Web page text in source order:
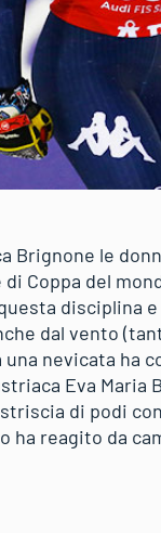
Brignone le
Coppa del
disciplina
dal vento
nevicata ha
Eva
di podi
ha reagito da